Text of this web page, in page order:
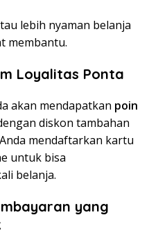
lebih nyaman belanja
membantu.
Loyalitas Ponta
akan mendapatkan poin
diskon tambahan
mendaftarkan kartu
untuk bisa
belanja.
yang